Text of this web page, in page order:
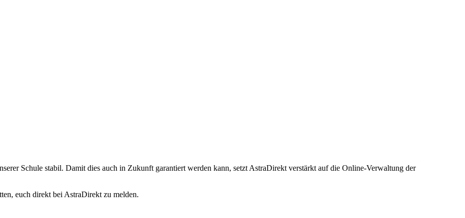
Schule stabil. Damit dies auch in Zukunft garantiert werden kann, setzt AstraDirekt verstärkt auf die Online-Verwaltung der
euch direkt bei AstraDirekt zu melden.